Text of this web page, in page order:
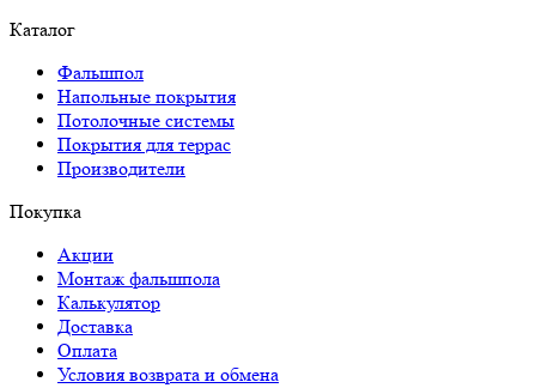
Каталог
Фальшпол
Напольные покрытия
Потолочные системы
Покрытия для террас
Производители
Покупка
Акции
Монтаж фальшпола
Калькулятор
Доставка
Оплата
Условия возврата и обмена